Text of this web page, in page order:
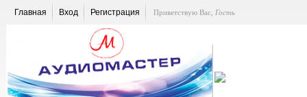
Главная Вход Регистрация Приветствую Вас Гость